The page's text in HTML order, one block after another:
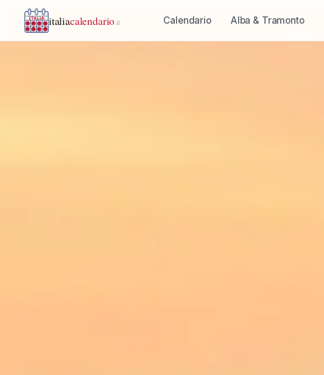
italiacalendario .it Calendario Alba & Tramonto